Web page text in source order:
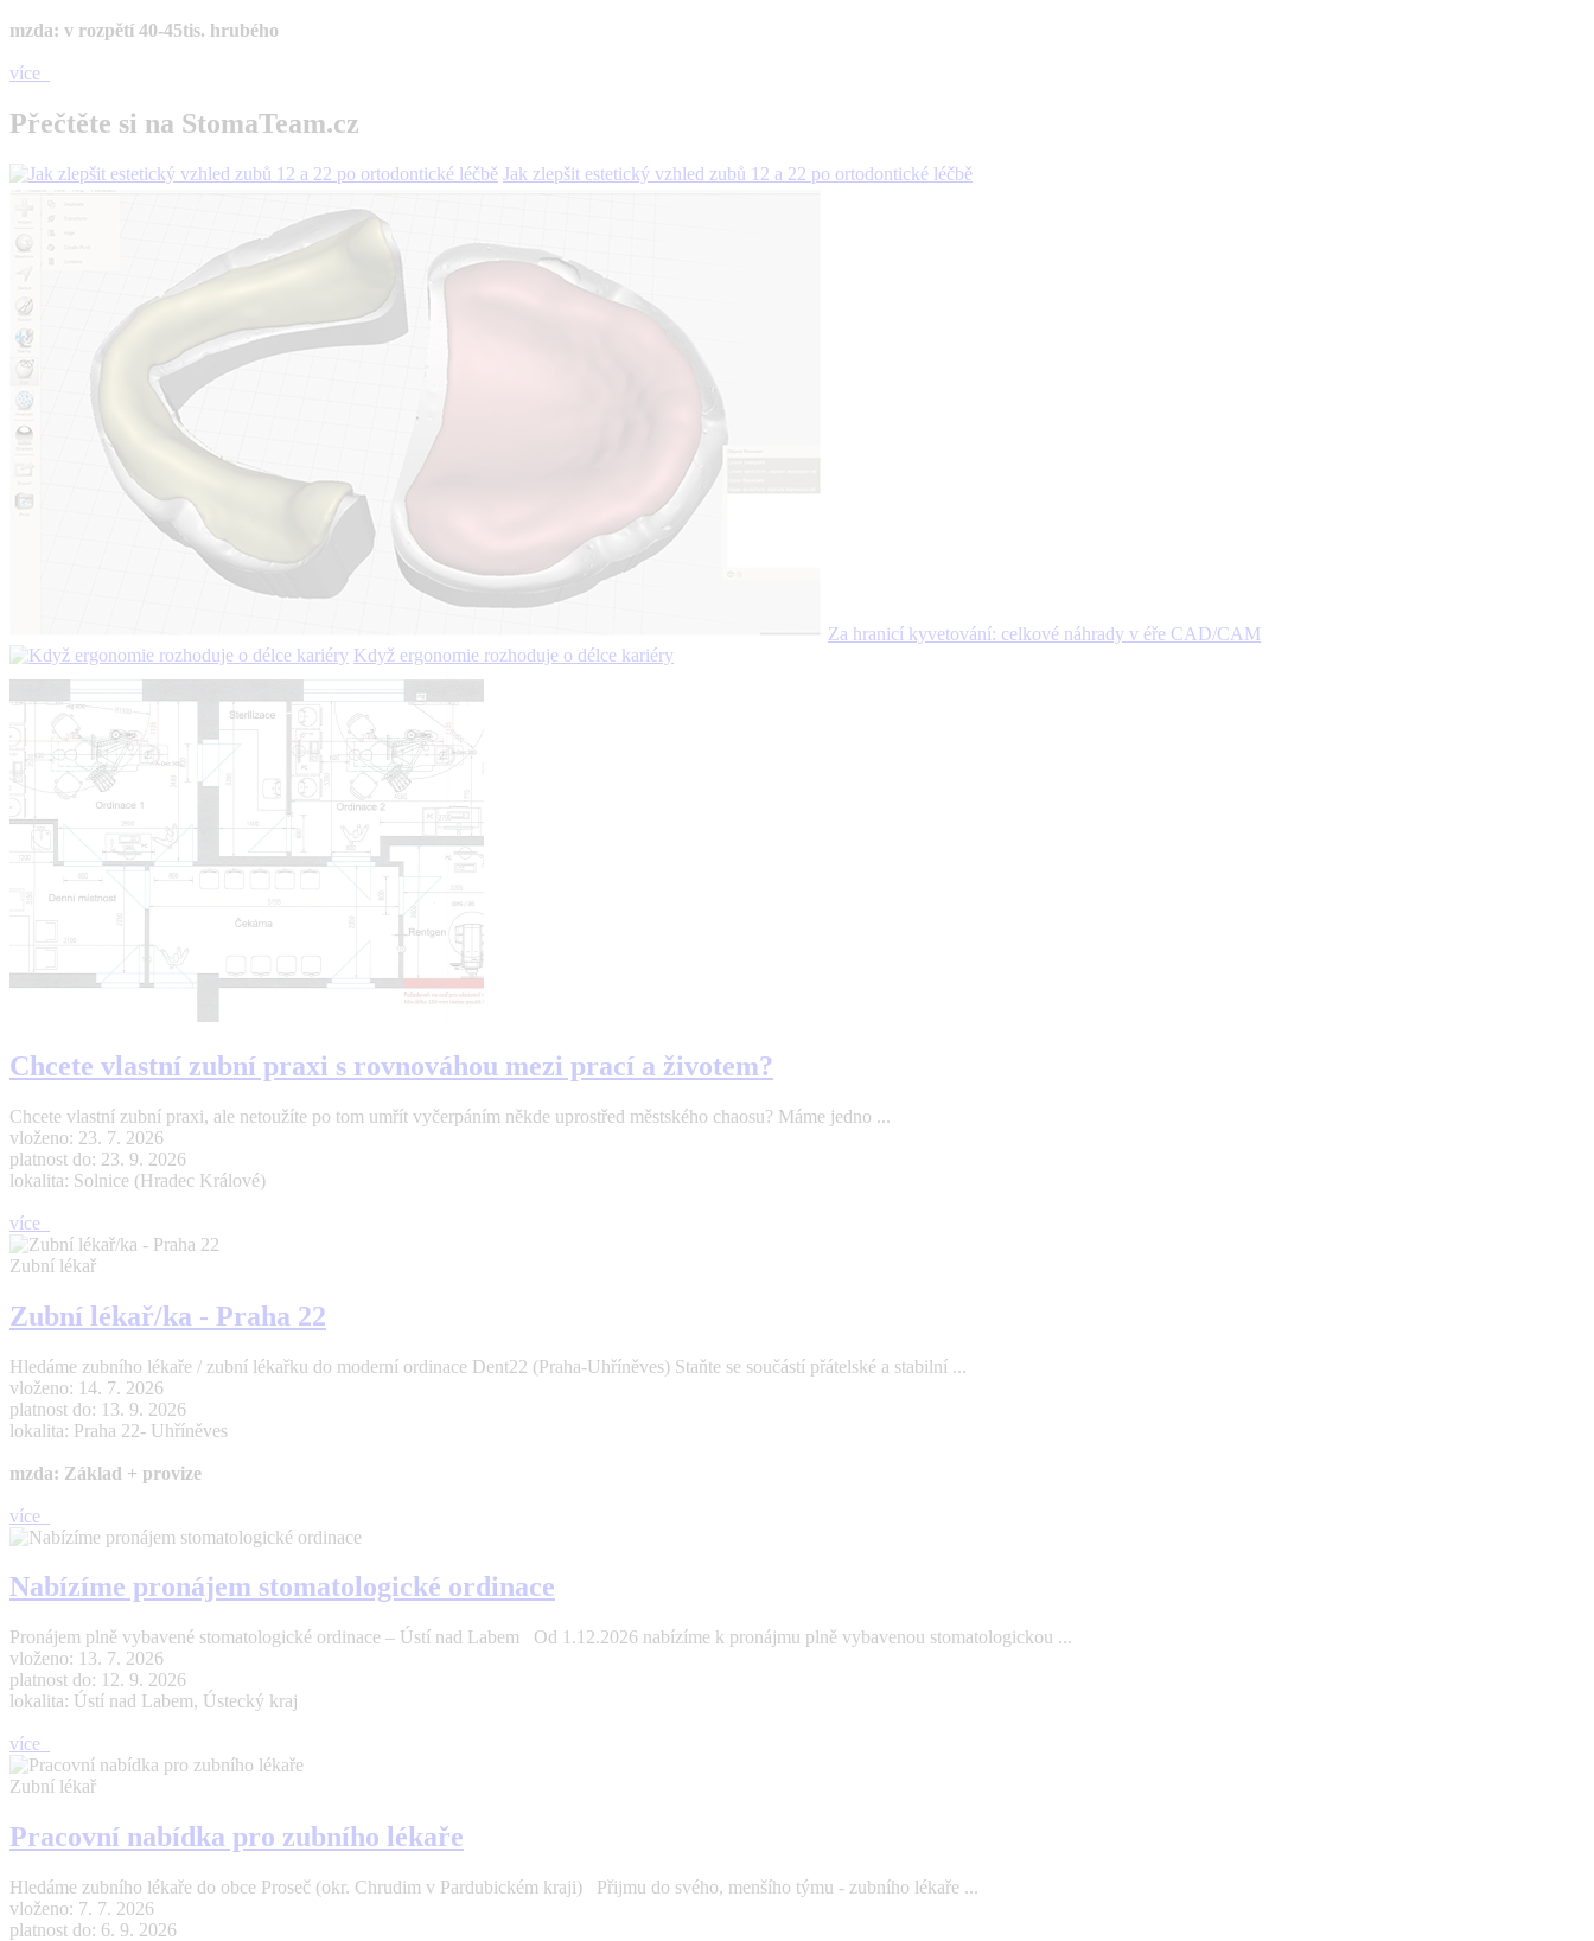
mzda: v rozpětí 40-45tis. hrubého
více
Přečtěte si na StomaTeam.cz
Jak zlepšit estetický vzhled zubů 12 a 22 po ortodontické léčbě
Za hranicí kyvetování: celkové náhrady v éře CAD/CAM
Když ergonomie rozhoduje o délce kariéry
Chcete vlastní zubní praxi s rovnováhou mezi prací a životem?
Chcete vlastní zubní praxi, ale netoužíte po tom umřít vyčerpáním někde uprostřed městského chaosu? Máme jedno ...
vloženo: 23. 7. 2026
platnost do: 23. 9. 2026
lokalita: Solnice (Hradec Králové)
více
Zubní lékař
Zubní lékař/ka - Praha 22
Hledáme zubního lékaře / zubní lékařku do moderní ordinace Dent22 (Praha-Uhříněves) Staňte se součástí přátelské a stabilní ...
vloženo: 14. 7. 2026
platnost do: 13. 9. 2026
lokalita: Praha 22- Uhříněves
mzda: Základ + provize
více
Nabízíme pronájem stomatologické ordinace
Pronájem plně vybavené stomatologické ordinace – Ústí nad Labem Od 1.12.2026 nabízíme k pronájmu plně vybavenou stomatologickou ...
vloženo: 13. 7. 2026
platnost do: 12. 9. 2026
lokalita: Ústí nad Labem, Ústecký kraj
více
Zubní lékař
Pracovní nabídka pro zubního lékaře
Hledáme zubního lékaře do obce Proseč (okr. Chrudim v Pardubickém kraji) Přijmu do svého, menšího týmu - zubního lékaře ...
vloženo: 7. 7. 2026
platnost do: 6. 9. 2026